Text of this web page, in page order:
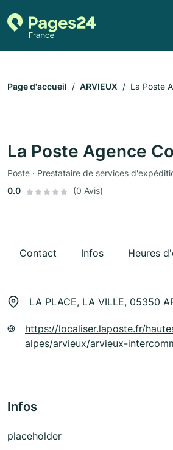
Page d'accueil ARVIEUX La Poste
La Poste Agence
Poste · Prestataire de services
0.0
(0 Avis)
Contact Infos Heures
LA PLACE, LA VILLE, 05350
https://localiser.laposte.fr/
alpes/arvieux/arvieux-
Infos
placeholder